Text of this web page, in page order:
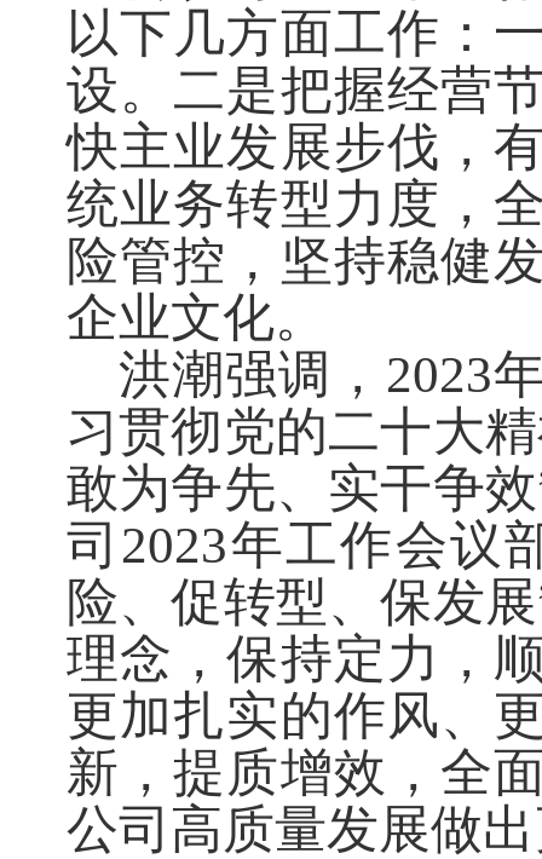
以下几方面工作：
设。二是把握经营
快主业发展步伐，
统业务转型力度，
险管控，坚持稳健
企业文化。
洪潮强调，2023
习贯彻党的二十大
敢为争先、实干争
司2023年工作会议
险、促转型、保发
理念，保持定力，
更加扎实的作风、
新，提质增效，全
公司高质量发展做